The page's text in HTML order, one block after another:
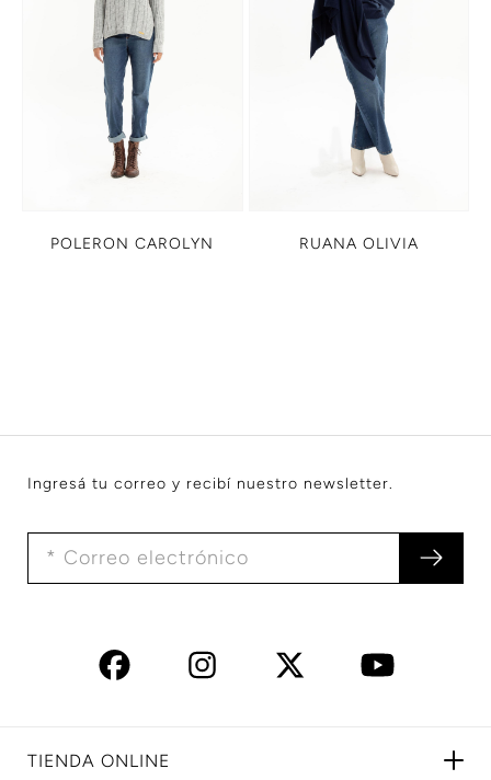
POLERON CAROLYN RUANA OLIVIA
Ingresá tu correo y recibí nuestro newsletter.
TIENDA ONLINE